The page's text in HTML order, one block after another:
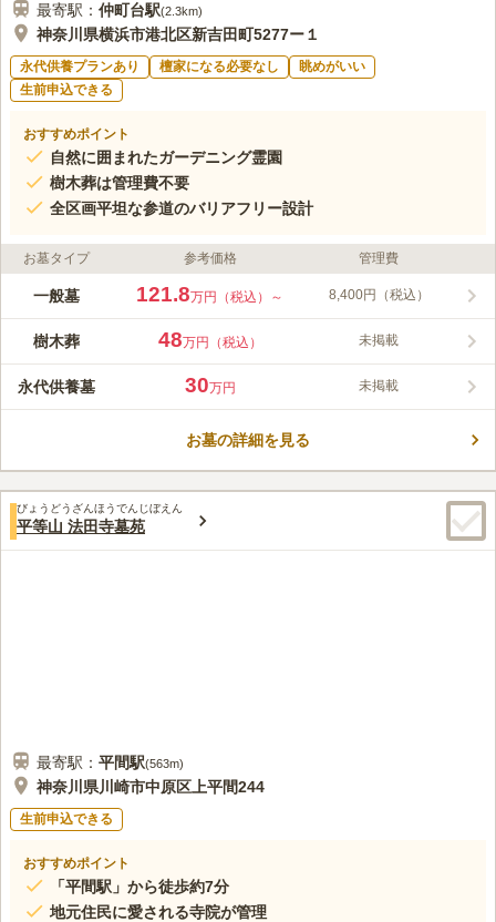
最寄駅： 仲町台駅(2.3km)
神奈川県横浜市港北区新吉田町5277ー１
永代供養プランあり 檀家になる必要なし
眺めがいい
生前申込できる
おすすめポイント
自然に囲まれたガーデニング霊園
樹木葬は管理費不要
全区画平坦な参道のバリアフリー設計
お墓タイプ 参考価格 管理費
一般墓 121.8万円（税込）～ 8,400円（税込）
樹木葬 48万円（税込） 未掲載
永代供養墓 30万円 未掲載
お墓の詳細を見る
びょうどうざんほうでんじぼえん
平等山 法田寺墓苑
最寄駅： 平間駅(563m)
神奈川県川崎市中原区上平間244
生前申込できる
おすすめポイント
「平間駅」から徒歩約7分
地元住民に愛される寺院が管理